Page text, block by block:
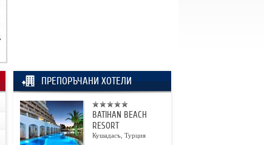
ПРЕПОРЪЧАНИ ХОТЕЛИ
BATIHAN BEACH
RESORT
Кушадасъ, Турция